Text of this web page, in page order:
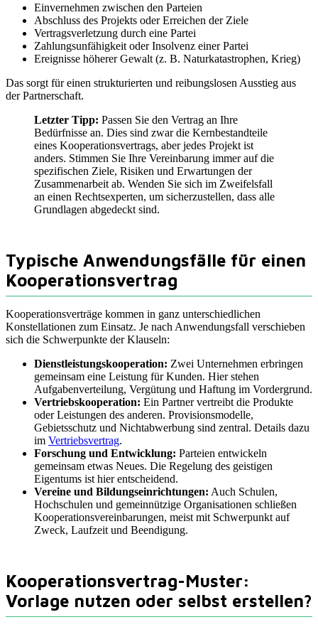
Einvernehmen zwischen den Parteien
Abschluss des Projekts oder Erreichen der Ziele
Vertragsverletzung durch eine Partei
Zahlungsunfähigkeit oder Insolvenz einer Partei
Ereignisse höherer Gewalt (z. B. Naturkatastrophen, Krieg)
Das sorgt für einen strukturierten und reibungslosen Ausstieg aus
der Partnerschaft.
Letzter Tipp: Passen Sie den Vertrag an Ihre
Bedürfnisse an. Dies sind zwar die Kernbestandteile
eines Kooperationsvertrags, aber jedes Projekt ist
anders. Stimmen Sie Ihre Vereinbarung immer auf die
spezifischen Ziele, Risiken und Erwartungen der
Zusammenarbeit ab. Wenden Sie sich im Zweifelsfall
an einen Rechtsexperten, um sicherzustellen, dass alle
Grundlagen abgedeckt sind.
Typische Anwendungsfälle für einen
Kooperationsvertrag
Kooperationsverträge kommen in ganz unterschiedlichen
Konstellationen zum Einsatz. Je nach Anwendungsfall verschieben
sich die Schwerpunkte der Klauseln:
Dienstleistungskooperation: Zwei Unternehmen erbringen
gemeinsam eine Leistung für Kunden. Hier stehen
Aufgabenverteilung, Vergütung und Haftung im Vordergrund.
Vertriebskooperation: Ein Partner vertreibt die Produkte
oder Leistungen des anderen. Provisionsmodelle,
Gebietsschutz und Nichtabwerbung sind zentral. Details dazu
im Vertriebsvertrag.
Forschung und Entwicklung: Parteien entwickeln
gemeinsam etwas Neues. Die Regelung des geistigen
Eigentums ist hier entscheidend.
Vereine und Bildungseinrichtungen: Auch Schulen,
Hochschulen und gemeinnützige Organisationen schließen
Kooperationsvereinbarungen, meist mit Schwerpunkt auf
Zweck, Laufzeit und Beendigung.
Kooperationsvertrag-Muster:
Vorlage nutzen oder selbst erstellen?